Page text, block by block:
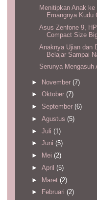
Menitipkan Anak ke
Emangnya Kudu
Asus Zenfone 9,
Compact Size
Anaknya Ujian dan
Belajar Sampai
Serunya Mengasuh
► November (7)
► Oktober (7)
► September (6)
► Agustus (5)
► Juli (1)
► Juni (5)
►
Mei (2)
► April (5)
► Maret (2)
►
Februari (2)